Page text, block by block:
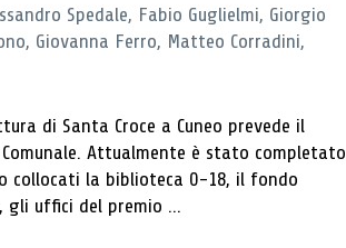
Spedale, Fabio Guglielmi, Giorgio
Giovanna Ferro, Matteo Corradini,
di Santa Croce a Cuneo prevede il
Attualmente è stato completato
collocati la biblioteca 0-18, il fondo
gli uffici del premio ...